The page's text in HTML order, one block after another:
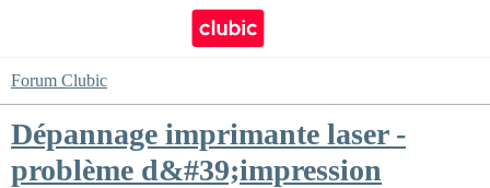
Forum Clubic
Dépannage imprimante laser -
problème d&#39;impression